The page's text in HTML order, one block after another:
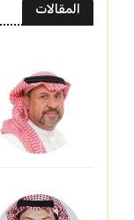
المقالات